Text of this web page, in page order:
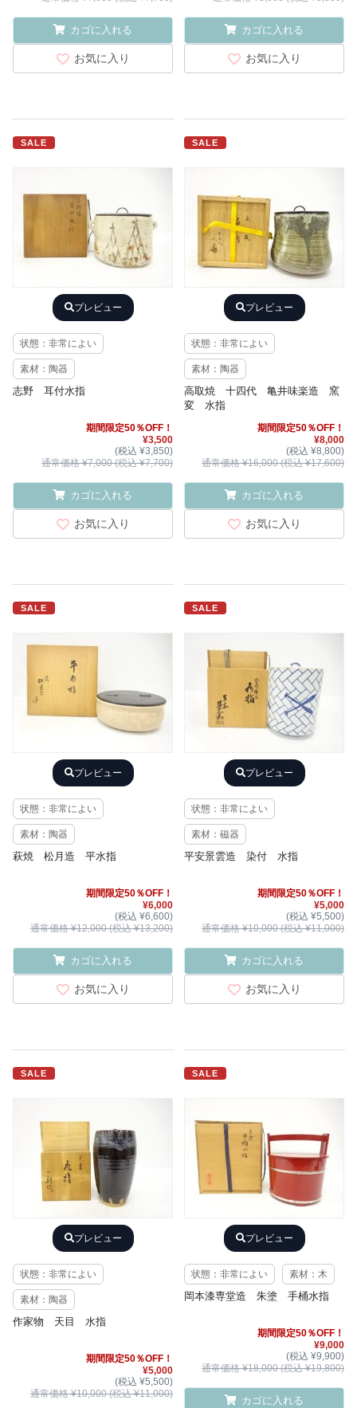
カゴに入れる
お気に入り
カゴに入れる
お気に入り
SALE
プレビュー
状態：非常によい
素材：陶器
志野 耳付水指
期間限定50％OFF！
¥3,500
(税込 ¥3,850)
通常価格 ¥7,000 (税込 ¥7,700)
カゴに入れる
お気に入り
SALE
プレビュー
状態：非常によい
素材：陶器
高取焼 十四代 亀井味楽造 窯
変 水指
期間限定50％OFF！
¥8,000
(税込 ¥8,800)
通常価格 ¥16,000 (税込 ¥17,600)
カゴに入れる
お気に入り
SALE
プレビュー
状態：非常によい
素材：陶器
萩焼 松月造 平水指
期間限定50％OFF！
¥6,000
(税込 ¥6,600)
通常価格 ¥12,000 (税込 ¥13,200)
カゴに入れる
お気に入り
SALE
プレビュー
状態：非常によい
素材：磁器
平安景雲造 染付 水指
期間限定50％OFF！
¥5,000
(税込 ¥5,500)
通常価格 ¥10,000 (税込 ¥11,000)
カゴに入れる
お気に入り
SALE
プレビュー
状態：非常によい
素材：陶器
作家物 天目 水指
期間限定50％OFF！
¥5,000
(税込 ¥5,500)
通常価格 ¥10,000 (税込 ¥11,000)
SALE
プレビュー
状態：非常によい 素材：木
岡本漆専堂造 朱塗 手桶水指
期間限定50％OFF！
¥9,000
(税込 ¥9,900)
通常価格 ¥18,000 (税込 ¥19,800)
カゴに入れる